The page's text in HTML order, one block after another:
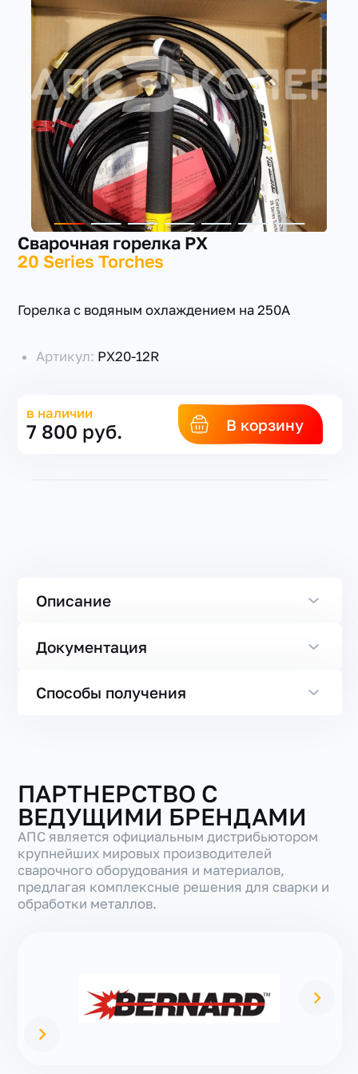
+7(351) 223-98-74
заказать звонок
Сварочная горелка PX
20 Series Torches
Горелка с водяным охлаждением на 250А
Артикул: PX20-12R
в наличии
7 800 руб. В корзину
Описание
Документация
Способы получения
ПАРТНЕРСТВО С
ВЕДУЩИМИ БРЕНДАМИ
АПС является официальным дистрибьютором
крупнейших мировых производителей
сварочного оборудования и материалов,
предлагая комплексные решения для сварки и
обработки металлов.